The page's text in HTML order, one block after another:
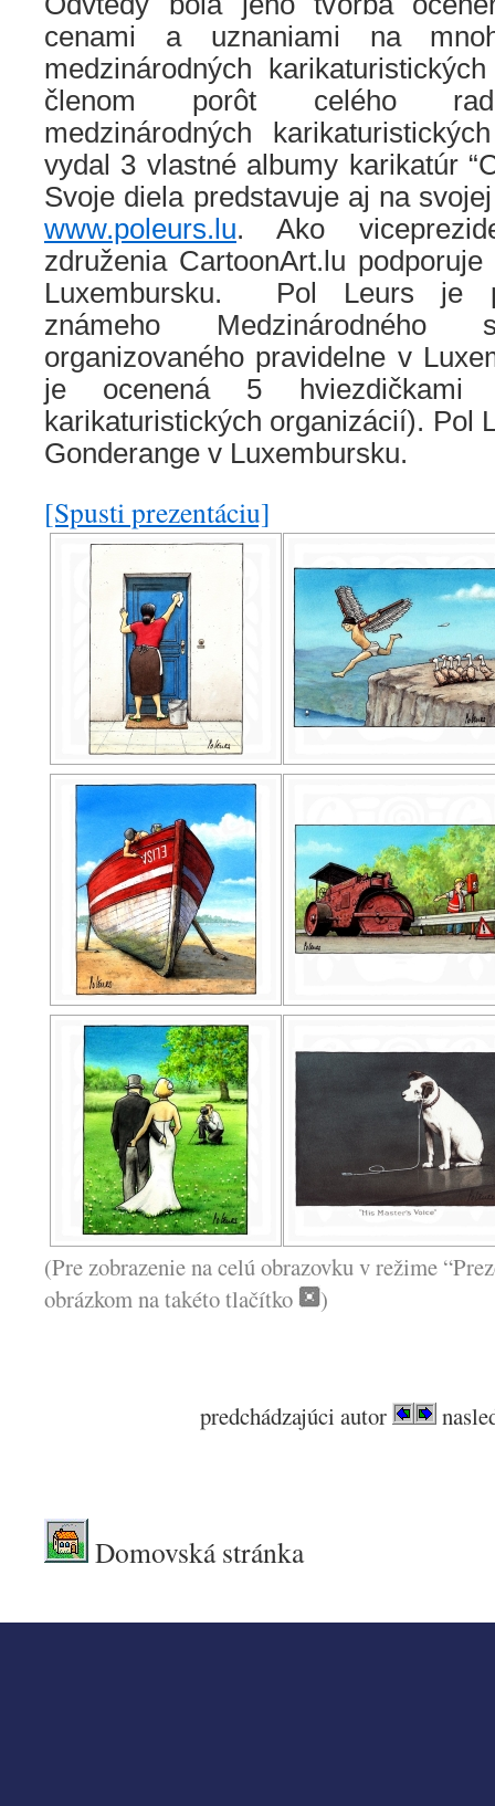
cenami a uznaniami na
medzinárodných
členom porôt celého
medzinárodných
vydal 3 vlastné albumy karikatúr
Svoje diela predstavuje aj na
www.poleurs.lu. Ako
združenia CartoonArt.lu
Luxembursku. Pol Leurs je
známeho Medzinárodného
organizovaného pravidelne v
je ocenená 5 hviezdičkami
karikaturistických organizácií). Pol
Gonderange v Luxembursku.
[Spusti prezentáciu]
(Pre zobrazenie na celú obrazovku v režime
obrázkom na takéto tlačítko
)
predchádzajúci autor
Domovská stránka